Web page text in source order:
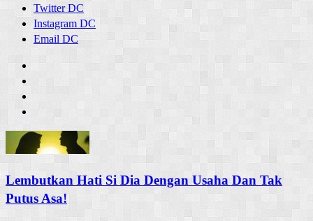
Twitter DC
Instagram DC
Email DC
Lembutkan Hati Si Dia Dengan Usaha Dan Tak
Putus Asa!